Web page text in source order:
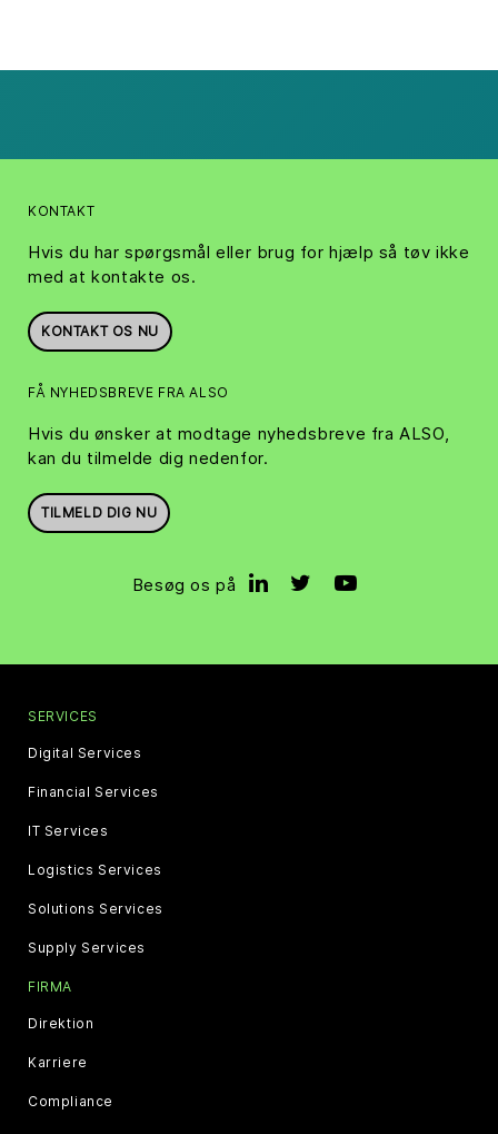
KONTAKT
Hvis du har spørgsmål eller brug for hjælp så tøv ikke
med at kontakte os.
KONTAKT OS NU
FÅ NYHEDSBREVE FRA ALSO
Hvis du ønsker at modtage nyhedsbreve fra ALSO,
kan du tilmelde dig nedenfor.
TILMELD DIG NU
Besøg os på
SERVICES
Digital Services
Financial Services
IT Services
Logistics Services
Solutions Services
Supply Services
FIRMA
Direktion
Karriere
Compliance